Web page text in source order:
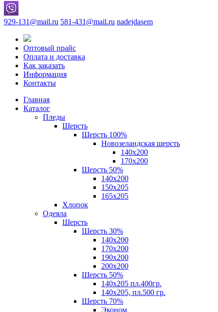
929-131@mail.ru 581-431@mail.ru nadejdasem
Оптовый прайс
Оплата и доставка
Как заказать
Информация
Контакты
Главная
Каталог
Пледы
Шерсть
Шерсть 100%
Новозеландская шерсть
140х200
170x200
Шерсть 50%
140x200
150х205
165х205
Хлопок
Одеяла
Шерсть
Шерсть 30%
140х200
170х200
190х200
200х200
Шерсть 50%
140х205 пл.400гр.
140х205, пл.500 гр.
Шерсть 70%
Эконом